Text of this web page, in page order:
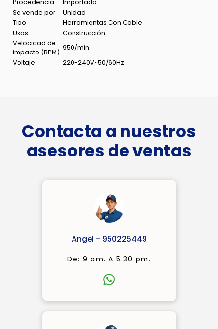
Procedencia
Importado
Se vende por
Unidad
Tipo
Herramientas Con Cable
Usos
Construcción
Velocidad de
impacto (BPM)
950/min
Voltaje
220-240V~50/60Hz
Contacta a nuestros
asesores de ventas
Angel - 950225449
De: 9 am. A 5.30 pm.